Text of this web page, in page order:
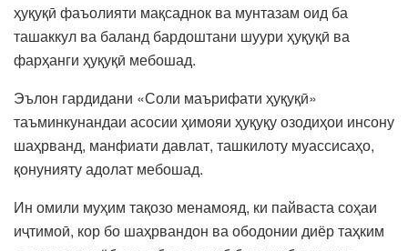
ҳуқуқӣ фаъолияти мақсаднок ва мунтазам оид ба
ташаккул ва баланд бардоштани шуури ҳуқуқӣ ва
фарҳанги ҳуқуқӣ мебошад.
Эълон гардидани «Соли маърифати ҳуқуқӣ»
таъминкунандаи асосии ҳимояи ҳуқуқу озодиҳои инсону
шаҳрванд, манфиати давлат, ташкилоту муассисаҳо,
қонунияту адолат мебошад.
Ин омили муҳим тақозо менамояд, ки пайваста соҳаи
иҷтимоӣ, кор бо шаҳрвандон ва ободонии диёр таҳким